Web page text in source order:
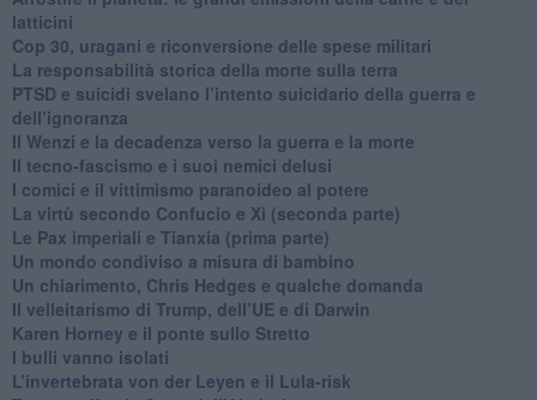
latticini
​Cop 30, uragani e riconversione delle spese militari
La responsabilità storica della morte sulla terra
PTSD e suicidi svelano l’intento suicidario della guerra e
dell’ignoranza
Il Wenzi e la decadenza verso la guerra e la morte
​Il tecno-fascismo e i suoi nemici delusi
​I comici e il vittimismo paranoideo al potere
​La virtù secondo Confucio e Xi (seconda parte)
Le Pax imperiali e Tianxia (prima parte)
Un mondo condiviso a misura di bambino
​Un chiarimento, Chris Hedges e qualche domanda
Il velleitarismo di Trump, dell’UE e di Darwin
​Karen Horney e il ponte sullo Stretto
​I bulli vanno isolati
L’invertebrata von der Leyen e il Lula-risk